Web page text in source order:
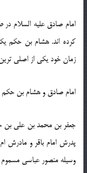
امام صادق علیه السلام
کرده اند. هشام بن حکم
زمان خود یکی از اصلی
امام صادق و هشام بن حکم
جعفر بن محمد بن علی بن
وسیله منصور عباسی